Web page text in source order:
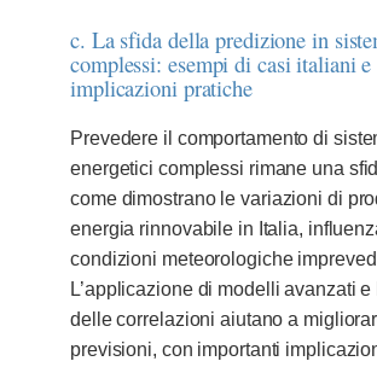
c. La sfida della predizione in
complessi: esempi di casi italiani e
implicazioni pratiche
Prevedere il comportamento di
energetici complessi rimane una
come dimostrano le variazioni di
energia rinnovabile in Italia,
condizioni meteorologiche
L’applicazione di modelli avanzati e
delle correlazioni aiutano a
previsioni, con importanti